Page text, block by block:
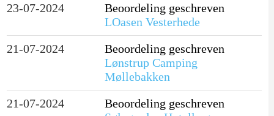
23-07-2024
Beoordeling geschreven
LOasen Vesterhede
21-07-2024
Beoordeling geschreven
Lønstrup Camping
Møllebakken
21-07-2024
Beoordeling geschreven